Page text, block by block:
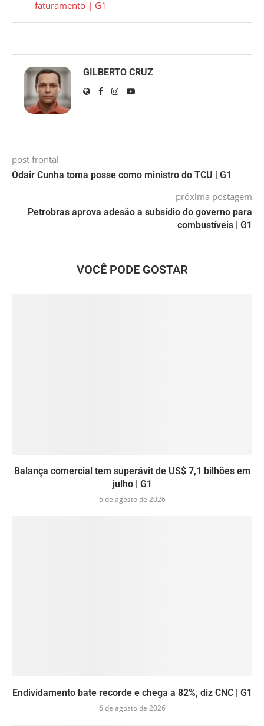
faturamento | G1
GILBERTO CRUZ
post frontal
Odair Cunha toma posse como ministro do TCU | G1
próxima postagem
Petrobras aprova adesão a subsídio do governo para
combustíveis | G1
VOCÊ PODE GOSTAR
Balança comercial tem superávit de US$ 7,1 bilhões em
julho | G1
6 de agosto de 2026
Endividamento bate recorde e chega a 82%, diz CNC | G1
6 de agosto de 2026